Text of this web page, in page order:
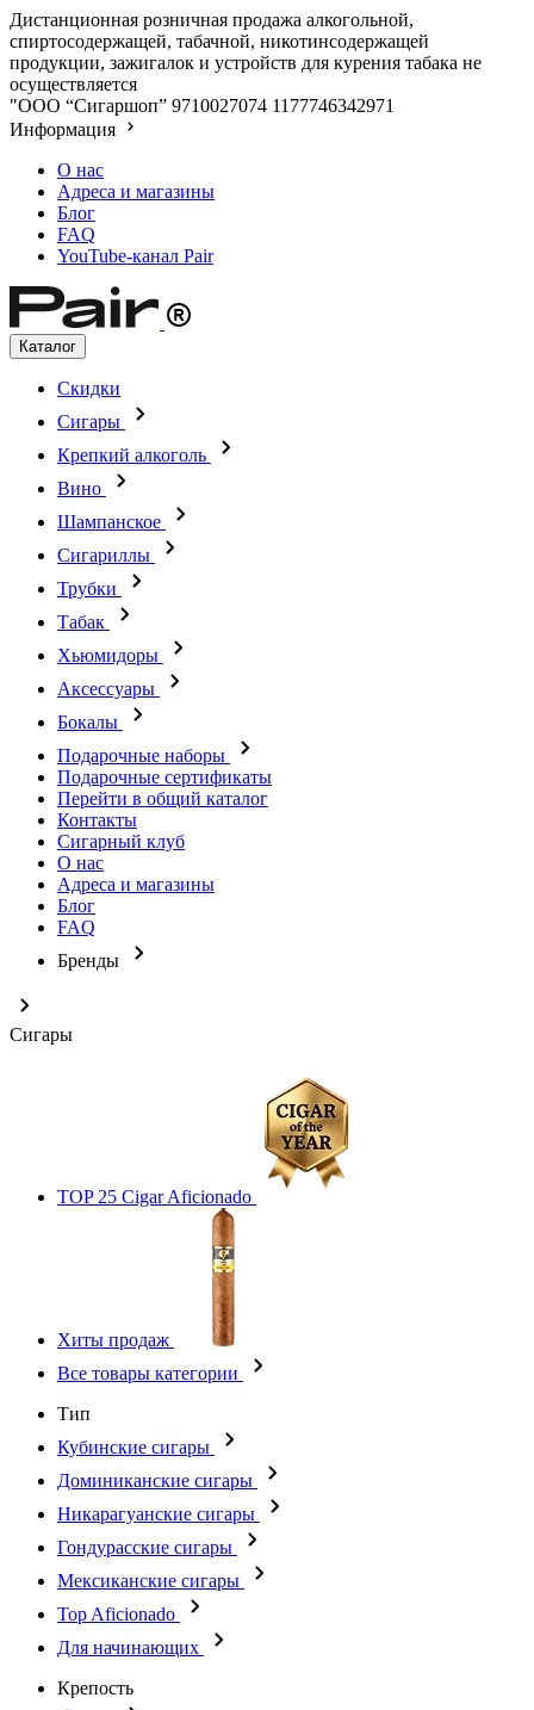
Дистанционная розничная продажа алкогольной,
спиртосодержащей, табачной, никотинсодержащей
продукции, зажигалок и устройств для курения табака не
осуществляется
"ООО “Сигаршоп” 9710027074 1177746342971
Информация
О нас
Адреса и магазины
Блог
FAQ
YouTube-канал Pair
Каталог
Скидки
Сигары
Крепкий алкоголь
Вино
Шампанское
Сигариллы
Трубки
Табак
Хьюмидоры
Аксессуары
Бокалы
Подарочные наборы
Подарочные сертификаты
Перейти в общий каталог
Контакты
Сигарный клуб
О нас
Адреса и магазины
Блог
FAQ
Бренды
Сигары
TOP 25 Cigar Aficionado
Хиты продаж
Все товары категории
Тип
Кубинские сигары
Доминиканские сигары
Никарагуанские сигары
Гондурасские сигары
Мексиканские сигары
Top Aficionado
Для начинающих
Крепость